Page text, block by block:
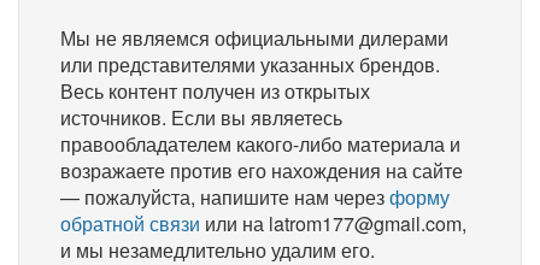
Мы не являемся официальными дилерами
или представителями указанных брендов.
Весь контент получен из открытых
источников. Если вы являетесь
правообладателем какого-либо материала и
возражаете против его нахождения на сайте
— пожалуйста, напишите нам черезформу
обратной связи или на latrom177@gmail.com,
и мы незамедлительно удалим его.